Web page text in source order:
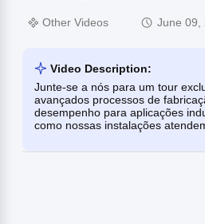
Other Videos June 09,
Video Description:
Junte-se a nós para um tour
avançados processos de
desempenho para aplicações
como nossas instalações